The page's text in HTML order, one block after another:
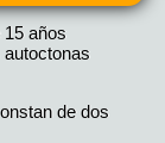
años
autoctonas
de dos